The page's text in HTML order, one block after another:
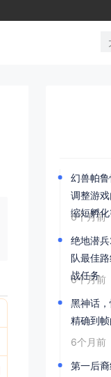
幻兽帕
调整游
缩短孵
6个月前
绝地潜
队最佳
战任务
6个月前
黑神话
精确到
6个月前
第一后